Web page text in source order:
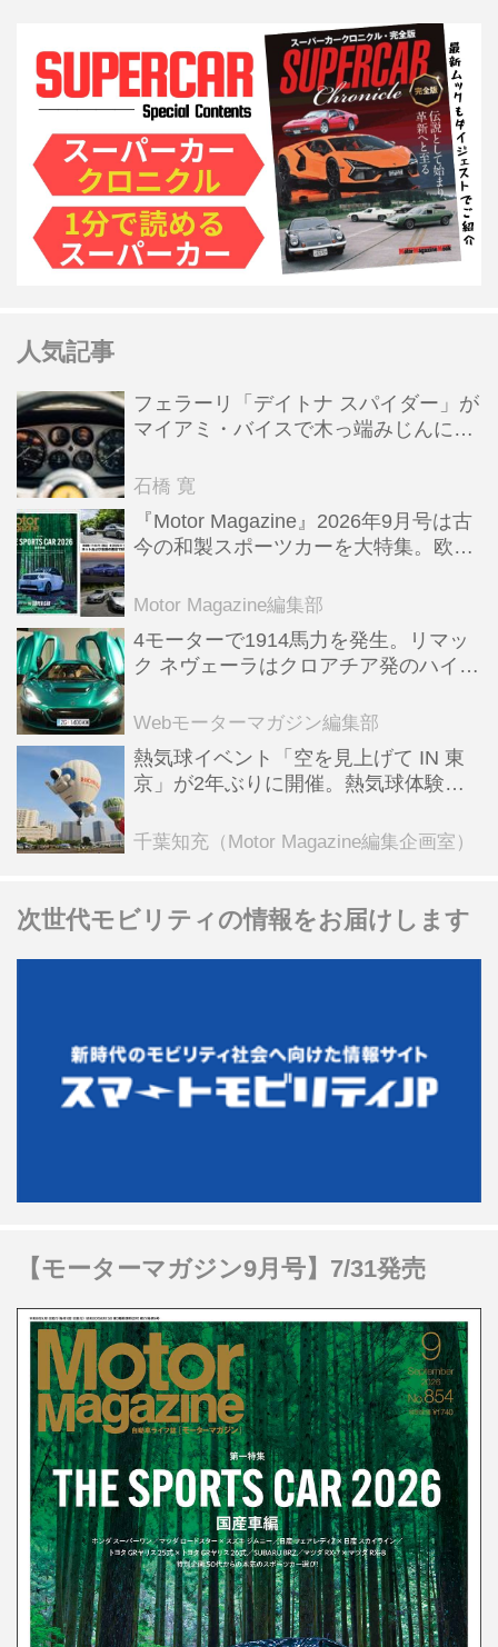
人気記事
フェラーリ「デイトナ スパイダー」が
マイアミ・バイスで木っ端みじんにな
石橋 寛
『Motor Magazine』2026年9月号は古
今の和製スポーツカーを大特集。欧州
Motor Magazine編集部
4モーターで1914馬力を発生。リマッ
ク ネヴェーラはクロアチア発のハイパ
全版／115】
Webモーターマガジン編集部
熱気球イベント「空を見上げて IN 東
京」が2年ぶりに開催。熱気球体験搭
ンテンツも
千葉知充（Motor Magazine編集企画室）
次世代モビリティの情報をお届けします
【モーターマガジン9月号】7/31発売